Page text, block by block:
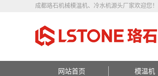
成都珞石机械模温机、冷水机源头厂家欢迎您！
网站首页 模温机